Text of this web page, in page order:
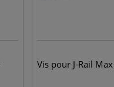
Vis pour J-Rail Max